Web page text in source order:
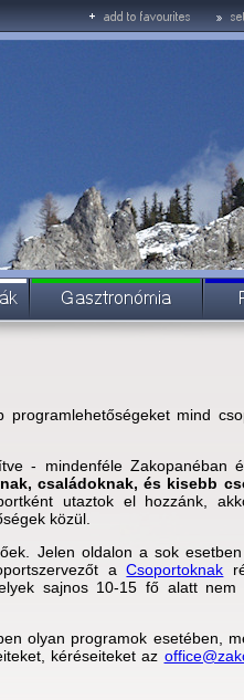
mind
- mindenféle Zakopanéban
családoknak, és kisebb
utaztok el hozzánk,
közül.
Jelen oldalon a sok
aCsoportoknak
sajnos 10-15 fő alatt nem
olyan programok esetében,
kéréseiteket az